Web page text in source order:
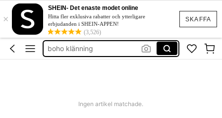
SKAFFA
×
SHEIN- Det enaste modet online
Hitta fler exklusiva rabatter och ytterligare
erbjudanden i SHEIN-APPEN!
(3,526)
western outfit women
squishies
festklänning bröllop
boho klänning
Ingen artikel matchade.